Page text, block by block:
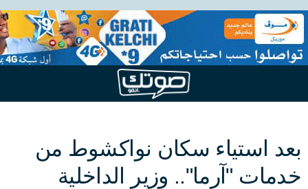
بعد استياء سكان نواكشوط من
خدمات "آرما".. وزير الداخلية